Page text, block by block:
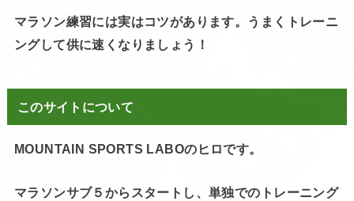
マラソン練習には実はコツがあります。うまくトレーニ
ングして供に速くなりましょう！
このサイトについて
MOUNTAIN SPORTS LABOのヒロです。
マラソンサブ５からスタートし、単独でのトレーニング